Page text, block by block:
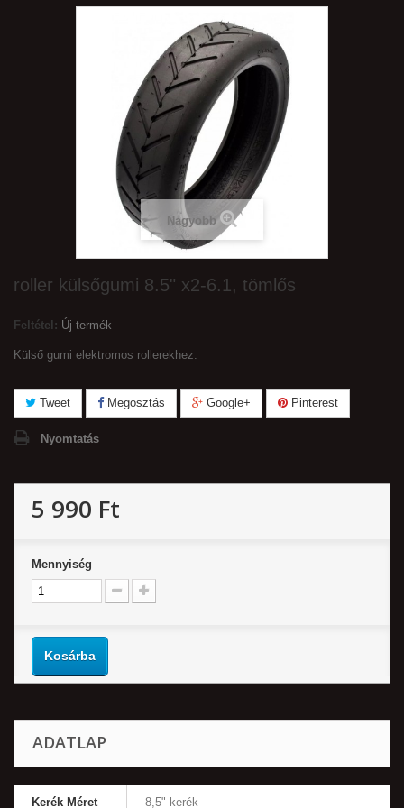
Nagyobb
roller külsőgumi 8.5" x2-6.1, tömlős
Feltétel: Új termék
Külső gumi elektromos rollerekhez.
Tweet Megosztás Google+ Pinterest
Nyomtatás
5 990 Ft‎
Mennyiség
Kosárba
ADATLAP
Kerék Méret 8,5" kerék